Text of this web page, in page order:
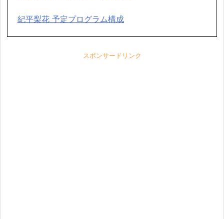
紀平梨花 予定プログラム構成
スポンサードリンク